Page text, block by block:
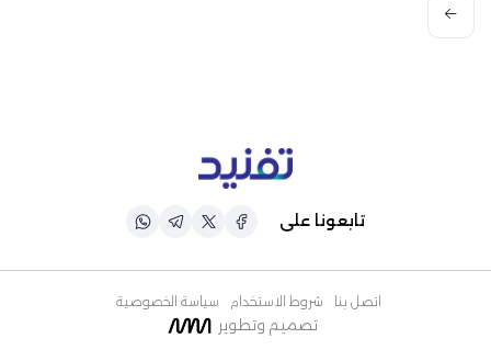
تابعونا على
اتصل بنا شروط الاستخدام سياسة الخصوصية
تصميم وتطوير